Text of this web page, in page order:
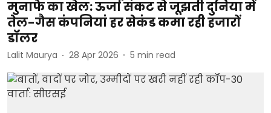
मुनाफे का खेल: ऊर्जा संकट से जूझती दुनिया में
तेल-गैस कंपनियां हर सेकंड कमा रही हजारों
डॉलर
Lalit Maurya 28 Apr 2026 5 min read